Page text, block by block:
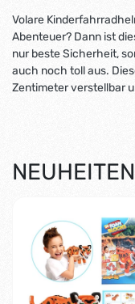
Volare
Abenteuer? Dann ist
nur beste Sicherheit,
auch noch toll aus.
Zentimeter verstellbar
NEUHEITEN